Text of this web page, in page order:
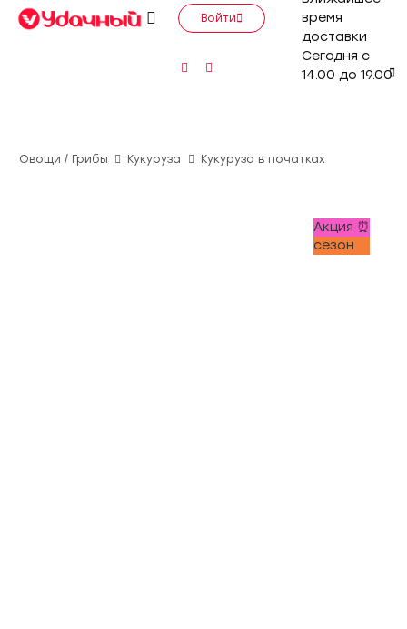
Войти
время
доставки
Сегодня с
14.00 до 19.00
Овощи / Грибы Кукуруза Кукуруза в початках
Акция ⏰
сезон